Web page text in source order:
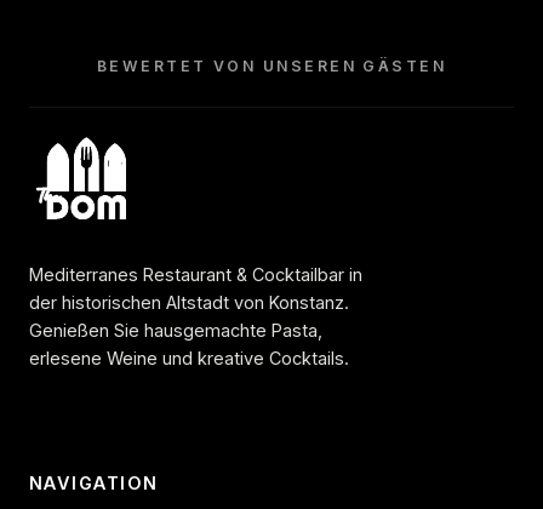
BEWERTET VON UNSEREN GÄSTEN
Mediterranes Restaurant & Cocktailbar in
der historischen Altstadt von Konstanz.
Genießen Sie hausgemachte Pasta,
erlesene Weine und kreative Cocktails.
NAVIGATION